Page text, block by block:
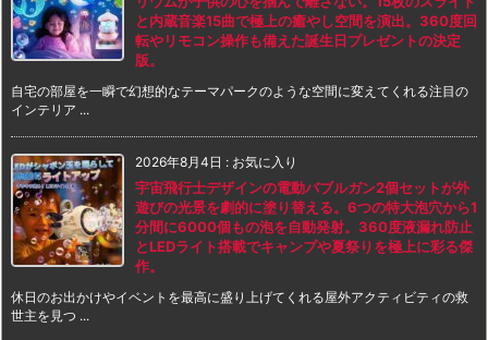
と内蔵音楽15曲で極上の癒やし空間を演出。360度回
転やリモコン操作も備えた誕生日プレゼントの決定
版。
自宅の部屋を一瞬で幻想的なテーマパークのような空間に変えてくれる注目の
インテリア ...
2026年8月4日 : お気に入り
宇宙飛行士デザインの電動バブルガン2個セットが外
遊びの光景を劇的に塗り替える。6つの特大泡穴から1
分間に6000個もの泡を自動発射。360度液漏れ防止
とLEDライト搭載でキャンプや夏祭りを極上に彩る傑
作。
休日のお出かけやイベントを最高に盛り上げてくれる屋外アクティビティの救
世主を見つ ...